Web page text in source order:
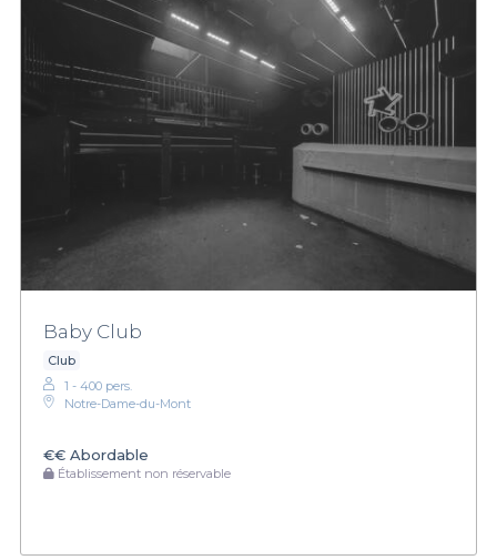
Baby Club
Club
1 - 400 pers.
Notre-Dame-du-Mont
€€ Abordable
Établissement non réservable